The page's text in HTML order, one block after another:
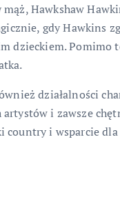
Hawkshaw
gdy Hawkins
dzieckiem.
działalności
i zawsze
country i wsparcie